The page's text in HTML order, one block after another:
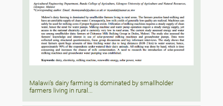
Malawi’s dairy farming is dominated by smallholder
farmers living in rural...